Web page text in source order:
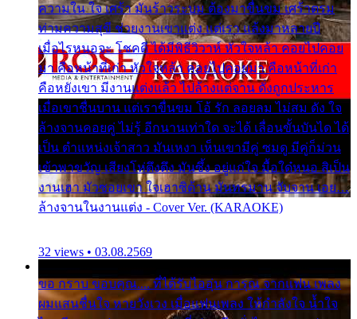
ความใน ใจ เศร้า มันร้าวระบม ต้องมาขื่นขม เศร้าตรม
ท่ามความสุขี ช่วยงานเขาแต่ง แต่เรา แล้งมาหลายปี
เมื่อไรหนอจะ โชคดี ได้มีพิธีวิวาห์ หัวใจหล้า คอยไปคอย
มา คือหน้าที่เก่า หัวใจหล้า คอยไปคอยมา คือหน้าที่เก่า
คือหยังเขา มีงานแต่งแล้ว ไปล้างแต่จาน ดั่งถูกประหาร
เมื่อเขาชื่นบาน แต่เราขื่นขม โอ้ รัก ลอยลม ไม่สม ดัง ใจ
ล้างจานคอยคู่ ไม่รู้ อีกนานเท่าใด จะได้ เลื่อนขั้นบันได ได้
เป็น ตำแหน่งเจ้าสาว มันเหงา เห็นเขามีคู่ ซมดู มีคู่ก็ม่วน
เข้าพาขวัญ เสียงโห่ตึงตึง มันซึ้ง อยู่แก่ใจ มื้อใด๋หนอ สิเป็น
งานเฮา มัวซอยเขา ใจเฮาซิด้าน มันทรมาน จับจาน เอย…
ล้างจานในงานแต่ง - Cover Ver. (KARAOKE)
32 views • 03.08.2569
ขอ กราบ ขอบคุณ.... ที่ได้รับไออุ่น การุณ จากแฟน เพลง
ผมแสนชื่นใจ หายวังเวง เมื่อแฟนเพลง ให้กำลังใจ น้ำใจ